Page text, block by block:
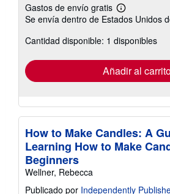
Gastos de envío gratis
Más
información
las
tarifas
envío
Se envía dentro de Estados Unidos
Cantidad disponible: 1 disponibles
Añadir al
How to Make Candles: A
Learning How to Make
Beginners
Wellner, Rebecca
Publicado por Independently